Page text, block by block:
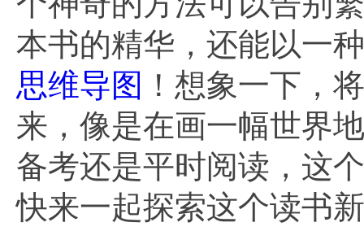
本书的精华，还能以一
思维导图 ！想象一下，
来，像是在画一幅世界
备考还是平时阅读，这
快来一起探索这个读书